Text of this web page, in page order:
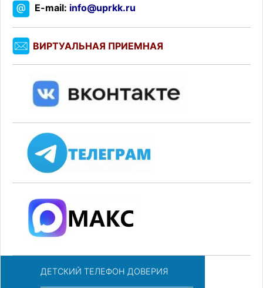
E-mail: info@uprkk.ru
ВИРТУАЛЬНАЯ ПРИЕМНАЯ
ДЕТСКИЙ ТЕЛЕФОН ДОВЕРИЯ